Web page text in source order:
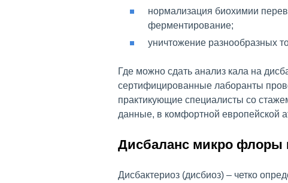
нормализация биохимии
ферментирование;
уничтожение разнообразных
Где можно сдать анализ кала на
сертифицированные лаборанты
практикующие специалисты со
данные, в комфортной европейской
Дисбаланс микро флоры
Дисбактериоз (дисбиоз) – четко